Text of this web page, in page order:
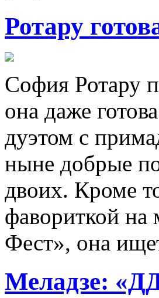
Ротару
София Ротару
она даже
дуэтом с
ныне добрые
двоих. Кроме
фавориткой
Фест», она
Меладзе: